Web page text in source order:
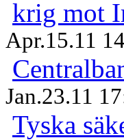
krig mot
Apr.15.11
Jan.23.11
Tyska